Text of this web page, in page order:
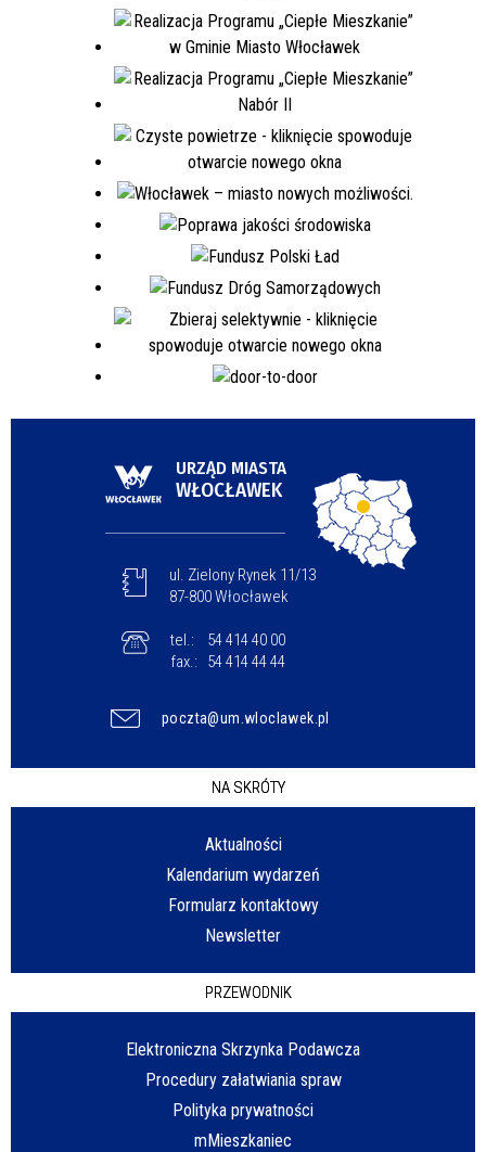
URZĄD MIASTA
WŁOCŁAWEK
ul. Zielony Rynek 11/13
87-800 Włocławek
tel.:
54 414 40 00
fax.:
54 414 44 44
poczta@um.wloclawek.pl
NA SKRÓTY
Aktualności
Kalendarium wydarzeń
Formularz kontaktowy
Newsletter
PRZEWODNIK
Elektroniczna Skrzynka Podawcza
Procedury załatwiania spraw
Polityka prywatności
mMieszkaniec